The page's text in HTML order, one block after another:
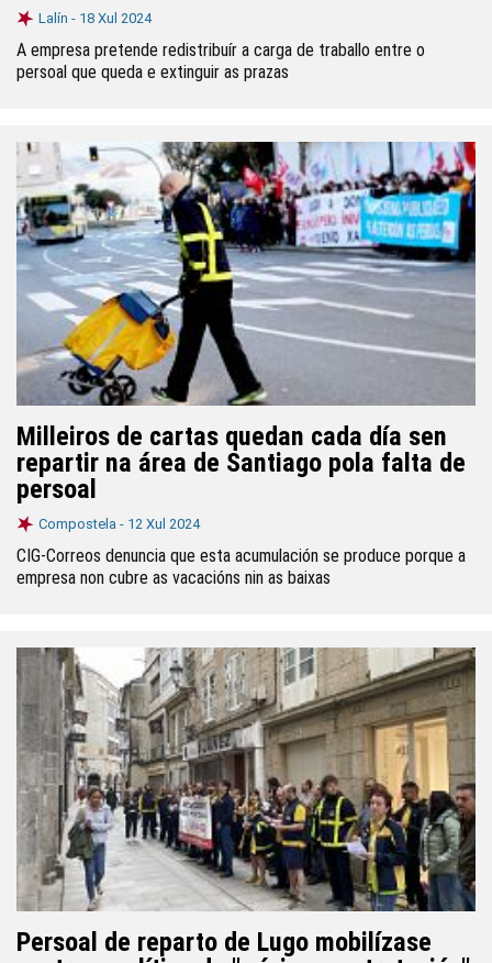
Lalín - 18 Xul 2024
A empresa pretende redistribuír a carga de traballo entre o
persoal que queda e extinguir as prazas
Milleiros de cartas quedan cada día sen
repartir na área de Santiago pola falta de
persoal
Compostela - 12 Xul 2024
CIG-Correos denuncia que esta acumulación se produce porque a
empresa non cubre as vacacións nin as baixas
Persoal de reparto de Lugo mobilízase